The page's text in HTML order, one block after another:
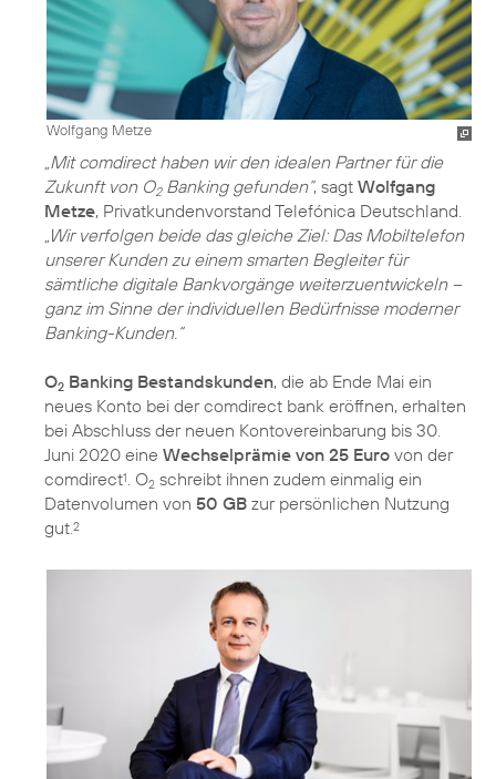
Wolfgang Metze
„Mit comdirect haben wir den idealen Partner für die
Zukunft von O2Banking gefunden“, sagt Wolfgang
Metze, Privatkundenvorstand Telefónica Deutschland.
„Wir verfolgen beide das gleiche Ziel: Das Mobiltelefon
unserer Kunden zu einem smarten Begleiter für
sämtliche digitale Bankvorgänge weiterzuentwickeln –
ganz im Sinne der individuellen Bedürfnisse moderner
Banking-Kunden.“
O2 Banking Bestandskunden, die ab Ende Mai ein
neues Konto bei der comdirect bank eröffnen, erhalten
bei Abschluss der neuen Kontovereinbarung bis 30.
Juni 2020 eine Wechselprämie von 25 Euro von der
comdirect1. O2 schreibt ihnen zudem einmalig ein
Datenvolumen von 50 GB zur persönlichen Nutzung
gut.2